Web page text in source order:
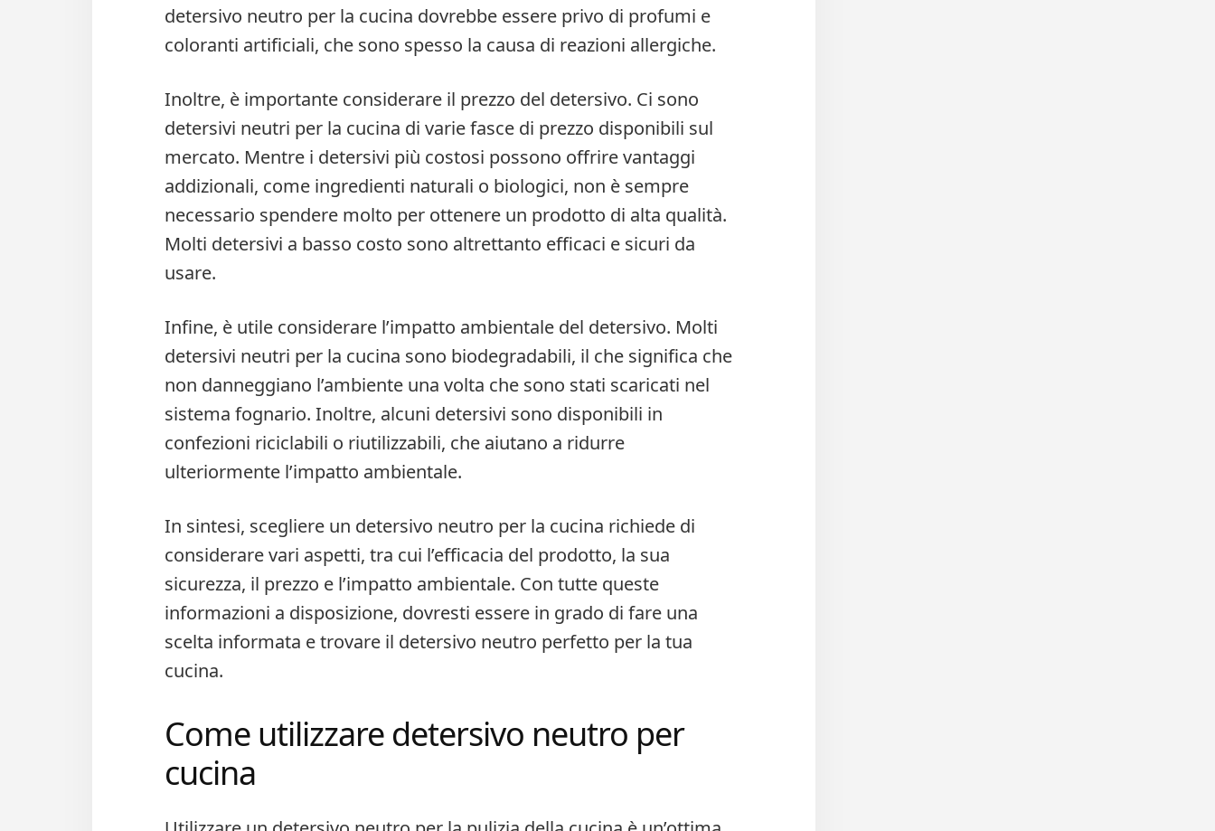
detersivo neutro per la cucina dovrebbe essere privo di profumi e
coloranti artificiali, che sono spesso la causa di reazioni allergiche.
Inoltre, è importante considerare il prezzo del detersivo. Ci sono
detersivi neutri per la cucina di varie fasce di prezzo disponibili sul
mercato. Mentre i detersivi più costosi possono offrire vantaggi
addizionali, come ingredienti naturali o biologici, non è sempre
necessario spendere molto per ottenere un prodotto di alta qualità.
Molti detersivi a basso costo sono altrettanto efficaci e sicuri da
usare.
Infine, è utile considerare l’impatto ambientale del detersivo. Molti
detersivi neutri per la cucina sono biodegradabili, il che significa che
non danneggiano l’ambiente una volta che sono stati scaricati nel
sistema fognario. Inoltre, alcuni detersivi sono disponibili in
confezioni riciclabili o riutilizzabili, che aiutano a ridurre
ulteriormente l’impatto ambientale.
In sintesi, scegliere un detersivo neutro per la cucina richiede di
considerare vari aspetti, tra cui l’efficacia del prodotto, la sua
sicurezza, il prezzo e l’impatto ambientale. Con tutte queste
informazioni a disposizione, dovresti essere in grado di fare una
scelta informata e trovare il detersivo neutro perfetto per la tua
cucina.
Come utilizzare detersivo neutro per
cucina